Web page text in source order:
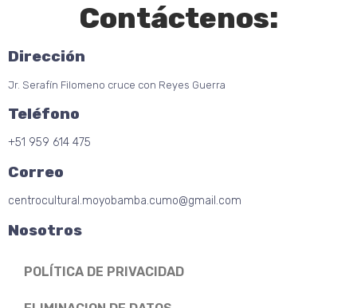
Contáctenos:
Dirección
Jr. Serafín Filomeno cruce con Reyes Guerra
Teléfono
+51 959 614 475
Correo
centrocultural.moyobamba.cumo@gmail.com
Nosotros
POLÍTICA DE PRIVACIDAD